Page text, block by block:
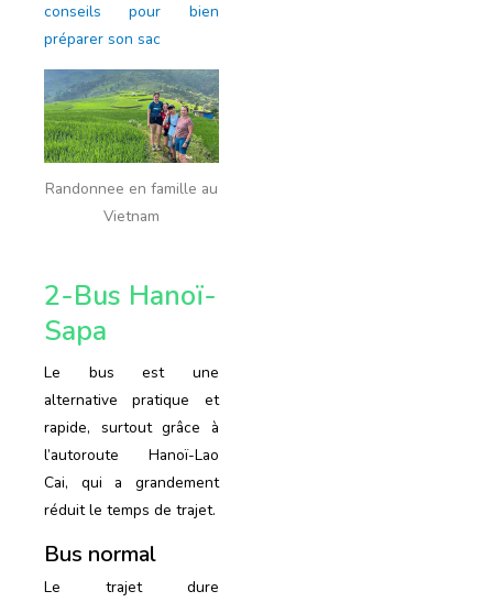
conseils pour bien
préparer son sac
Randonnee en famille au
Vietnam
2-Bus Hanoï-
Sapa
Le bus est une
alternative pratique et
rapide, surtout grâce à
l’autoroute Hanoï-Lao
Cai, qui a grandement
réduit le temps de trajet.
Bus normal
Le trajet dure